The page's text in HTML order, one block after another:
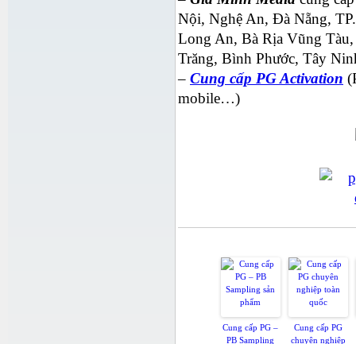
Nội, Nghệ An, Đà Nẵng,
Long An, Bà Rịa Vũng
Trăng, Bình Phước, Tây
– Cung cấp PG Activation
mobile…)
Cung cấp PG –
PB Sampling
Cung cấp PG
chuyên nghiệp